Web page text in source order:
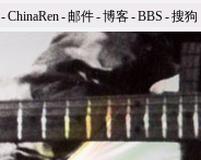
-ChinaRen-邮件-博客-BBS -搜狗